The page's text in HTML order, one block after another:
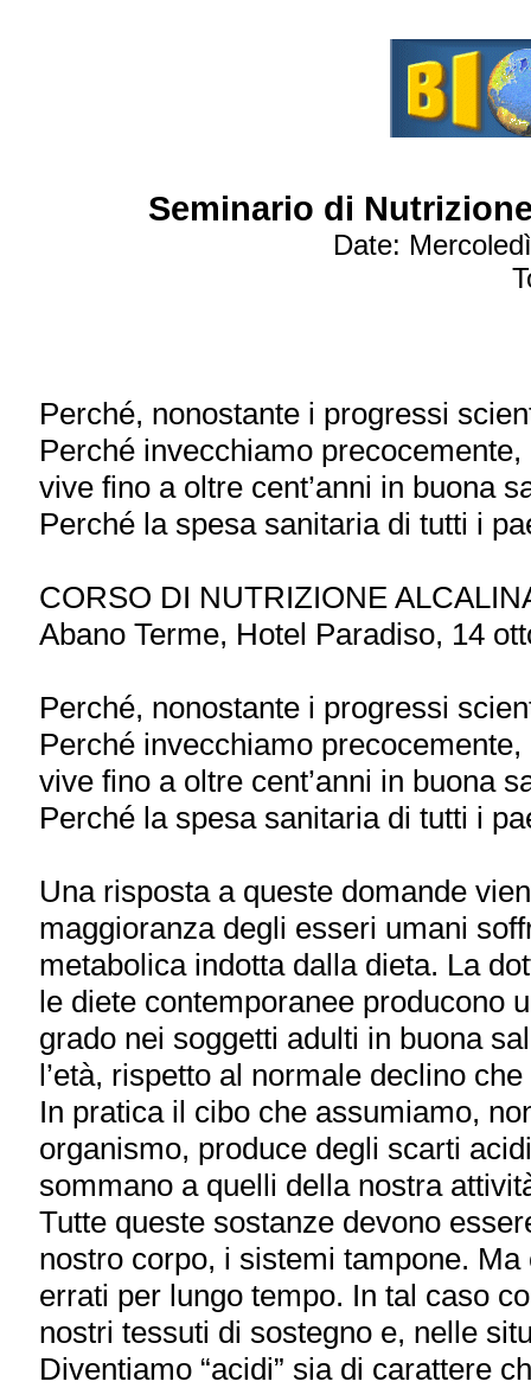
Seminario di
Date:
Perché, nonostante i progressi
Perché invecchiamo
vive fino a oltre cent’anni in buona
Perché la spesa sanitaria di tutti i
CORSO DI NUTRIZIONE
Abano Terme, Hotel Paradiso, 14
Perché, nonostante i progressi
Perché invecchiamo
vive fino a oltre cent’anni in buona
Perché la spesa sanitaria di tutti i
Una risposta a queste domande
maggioranza degli esseri umani
metabolica indotta dalla dieta. La
le diete contemporanee producono
grado nei soggetti adulti in buona
l’età, rispetto al normale declino
In pratica il cibo che assumiamo,
organismo, produce degli scarti
sommano a quelli della nostra
Tutte queste sostanze devono
nostro corpo, i sistemi tampone.
errati per lungo tempo. In tal caso
nostri tessuti di sostegno e, nelle
Diventiamo “acidi” sia di carattere